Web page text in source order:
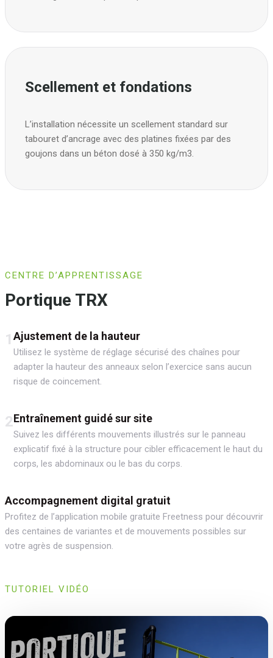
Scellement et fondations
L’installation nécessite un scellement standard sur
tabouret d’ancrage avec des platines fixées par des
goujons dans un béton dosé à 350 kg/m3.
CENTRE D’APPRENTISSAGE
Portique TRX
1 Ajustement de la hauteur
Utilisez le système de réglage sécurisé des chaînes pour
adapter la hauteur des anneaux selon l’exercice sans aucun
risque de coincement.
2Entraînement guidé sur site
Suivez les différents mouvements illustrés sur le panneau
explicatif fixé à la structure pour cibler efficacement le haut du
corps, les abdominaux ou le bas du corps.
Accompagnement digital gratuit
Profitez de l’application mobile gratuite Freetness pour découvrir
des centaines de variantes et de mouvements possibles sur
votre agrès de suspension.
TUTORIEL VIDÉO